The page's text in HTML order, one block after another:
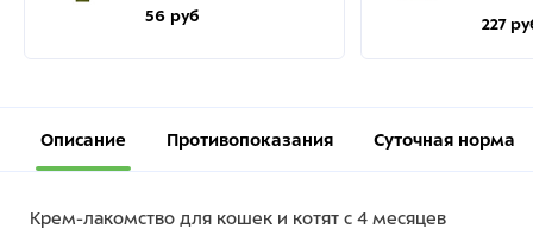
56 руб 227
Описание Противопоказания Суточная норма
Крем-лакомство для кошек и котят с 4 месяцев